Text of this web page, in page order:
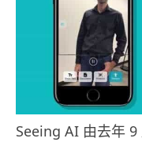
Seeing AI 由去年